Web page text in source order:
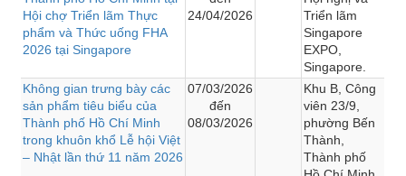
Hội chợ Triển lãm Thực
phẩm và Thức uống FHA
2026 tại Singapore
24/04/2026
Triển lãm
Singapore
EXPO,
Singapore.
Không gian trưng bày các
sản phẩm tiêu biểu của
Thành phố Hồ Chí Minh
trong khuôn khổ Lễ hội Việt
– Nhật lần thứ 11 năm 2026
07/03/2026
đến
08/03/2026
Khu B, Công
viên 23/9,
phường Bến
Thành,
Thành phố